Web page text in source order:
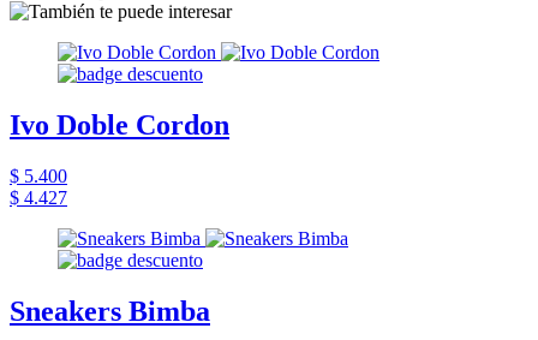
Ivo Doble Cordon
$ 5.400
$ 4.427
Sneakers Bimba